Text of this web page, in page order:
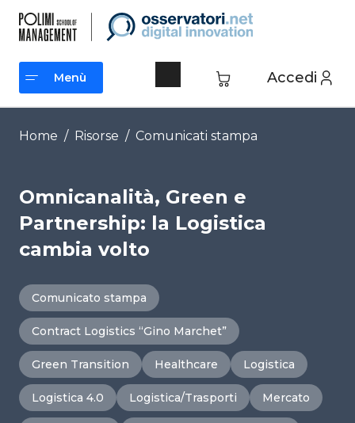
contenuto
Accedi
Menù
Menù
Home / Risorse / Comunicati stampa
Omnicanalità, Green e
Partnership: la Logistica
cambia volto
Comunicato stampa
Contract Logistics “Gino Marchet”
Green Transition Healthcare Logistica
Logistica 4.0 Logistica/Trasporti Mercato